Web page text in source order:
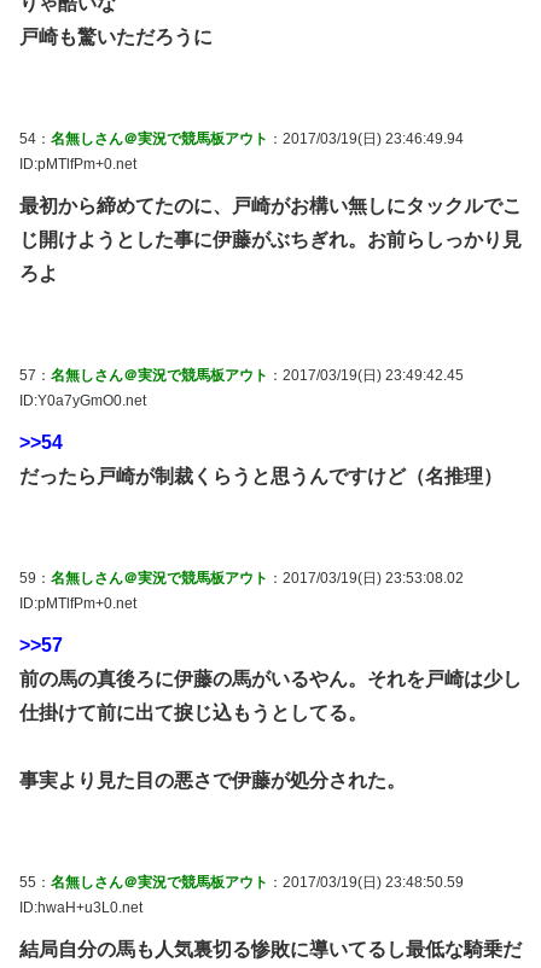
戸崎も驚いただろうに
54： 名無しさん＠実況で競馬板アウト ：2017/03/19(日) 23:46:49.94
ID:pMTlfPm+0.net
最初から締めてたのに、戸崎がお構い無しにタックルでこ
じ開けようとした事に伊藤がぶちぎれ。お前らしっかり見
ろよ
57： 名無しさん＠実況で競馬板アウト ：2017/03/19(日) 23:49:42.45
ID:Y0a7yGmO0.net
>>54
だったら戸崎が制裁くらうと思うんですけど（名推理）
59： 名無しさん＠実況で競馬板アウト ：2017/03/19(日) 23:53:08.02
ID:pMTlfPm+0.net
>>57
前の馬の真後ろに伊藤の馬がいるやん。それを戸崎は少し
仕掛けて前に出て捩じ込もうとしてる。
事実より見た目の悪さで伊藤が処分された。
55： 名無しさん＠実況で競馬板アウト ：2017/03/19(日) 23:48:50.59
ID:hwaH+u3L0.net
結局自分の馬も人気裏切る惨敗に導いてるし最低な騎乗だ